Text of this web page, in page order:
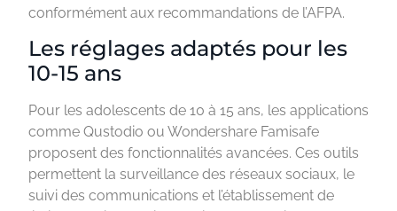
conformément aux recommandations de l’AFPA.
Les réglages adaptés pour les
10-15 ans
Pour les adolescents de 10 à 15 ans, les applications
comme Qustodio ou Wondershare Famisafe
proposent des fonctionnalités avancées. Ces outils
permettent la surveillance des réseaux sociaux, le
suivi des communications et l’établissement de